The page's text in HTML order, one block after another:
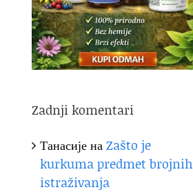
Zadnji komentari
ТанасијенаZašto je
kurkuma predmet brojnih
istraživanja